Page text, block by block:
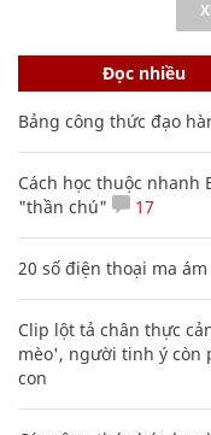
Đọc nhiều
Bảng công thức đạo
Cách học thuộc
"thần chú"
17
20 số điện thoại ma
Clip lột tả chân thực
mèo', người tinh ý còn
con